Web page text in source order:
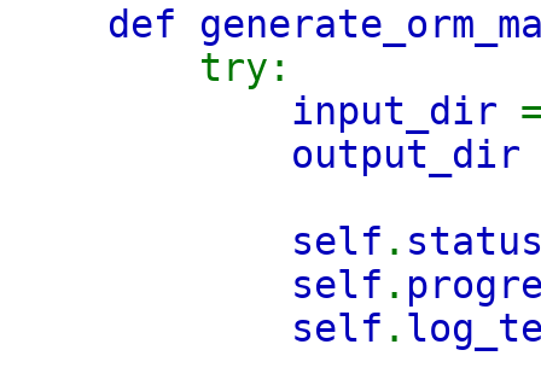
def
try:
input_dir
self .
self .
self .